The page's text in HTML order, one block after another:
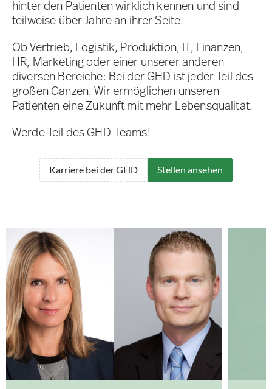
hinter den Patienten wirklich kennen und sind
teilweise über Jahre an ihrer Seite.
Ob Vertrieb, Logistik, Produktion, IT, Finanzen,
HR, Marketing oder einer unserer anderen
diversen Bereiche: Bei der GHD ist jeder Teil des
großen Ganzen. Wir ermöglichen unseren
Patienten eine Zukunft mit mehr Lebensqualität.
Werde Teil des GHD-Teams!
Karriere bei der GHD Stellen ansehen